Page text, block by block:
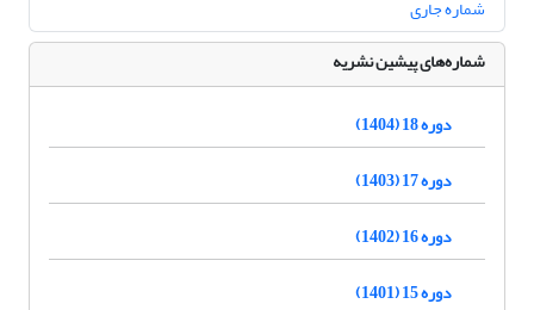
شماره جاری
شماره‌های پیشین نشریه
دوره 18 (1404)
دوره 17 (1403)
دوره 16 (1402)
دوره 15 (1401)